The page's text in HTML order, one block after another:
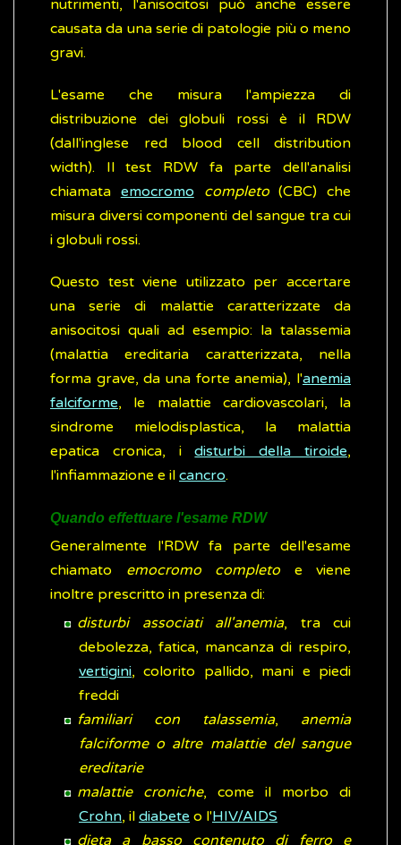
nutrimenti, l'anisocitosi può anche essere
causata da una serie di patologie più o meno
gravi.
L'esame che misura l'ampiezza di
distribuzione dei globuli rossi è il RDW
(dall'inglese red blood cell distribution
width). Il test RDW fa parte dell'analisi
chiamata emocromo completo(CBC) che
misura diversi componenti del sangue tra cui
i globuli rossi.
Questo test viene utilizzato per accertare
una serie di malattie caratterizzate da
anisocitosi quali ad esempio: la talassemia
(malattia ereditaria caratterizzata, nella
forma grave, da una forte anemia), l'anemia
falciforme, le malattie cardiovascolari, la
sindrome mielodisplastica, la malattia
epatica cronica, idisturbi della tiroide,
l'infiammazione e il cancro.
Quando effettuare l'esame RDW
Generalmente l'RDW fa parte dell'esame
chiamato emocromo completoe viene
inoltre prescritto in presenza di:
disturbi associati all'anemia, tra cui
debolezza, fatica, mancanza di respiro,
vertigini, colorito pallido, mani e piedi
freddi
familiari con talassemia, anemia
falciforme o altre malattie del sangue
ereditarie
malattie croniche, come il morbo di
Crohn, il diabete o l'HIV/AIDS
dieta a basso contenuto di ferro e